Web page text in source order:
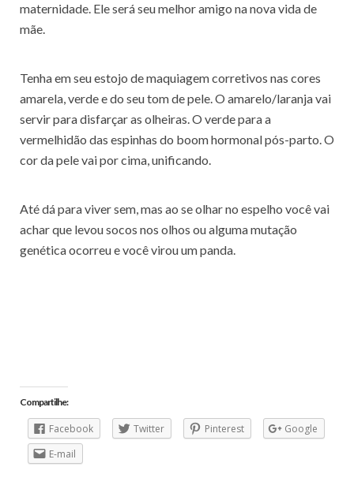
maternidade. Ele será seu melhor amigo na nova vida de
mãe.
Tenha em seu estojo de maquiagem corretivos nas cores
amarela, verde e do seu tom de pele. O amarelo/laranja vai
servir para disfarçar as olheiras. O verde para a
vermelhidão das espinhas do boom hormonal pós-parto. O
cor da pele vai por cima, unificando.
Até dá para viver sem, mas ao se olhar no espelho você vai
achar que levou socos nos olhos ou alguma mutação
genética ocorreu e você virou um panda.
Compartilhe:
Facebook Twitter Pinterest
Google
E-mail